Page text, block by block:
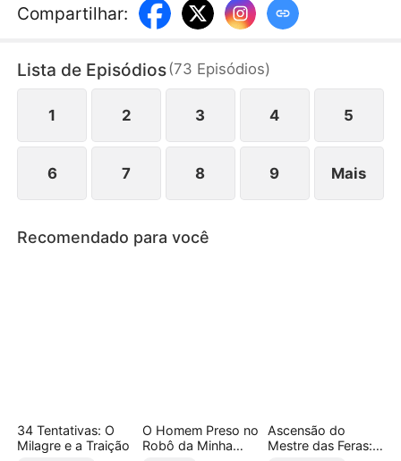
amante do marido, Eloísa, fazendo rachas na rua.
Zélia, com apoio de seus irmãos e pai, enfrenta
recupera o poder, a dignidade e luta por sua filha.
Compartilhar:
Lista de Episódios(73 Episódios)
1 2 3 4 5
6 7 8 9 Mais
Recomendado para você
34 Tentativas: O
Milagre e a Traição
O Homem Preso no
Robô da Minha
Ascensão do
Mestre das Feras: